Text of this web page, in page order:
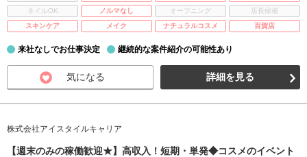
ネイルOK
ノルマなし オープニング
店長候補
スキンケア
メイク ナチュラルコスメ 百貨店
来社なしでお仕事決定 継続的な案件紹介の可能性あり
気になる 詳細を見る
株式会社アイスタイルキャリア
【週末のみの稼働歓迎★】高収入！短期・単発◆コスメのイベント